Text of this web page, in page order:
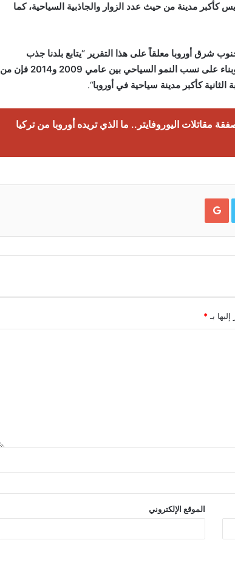
كأكبر مدينة من حيث عدد الزوار والجاذبية السياحية، كما
شرق أوروبا معلقاً على هذا التقرير “يتابع بلدنا جذب
السياح إليه بمحتوياته التاريخية والثقافية والطبيعية، وبناء على نسب النمو السياحي بين عامي 2009 و2014 فإن من
كأكبر مدينة سياحية في أوروبا“.
مقاتلات اليوروفايتر.. ما الذي تريده أوروبا من تركيا
Google+
بـ*
الموقع الإلكتروني